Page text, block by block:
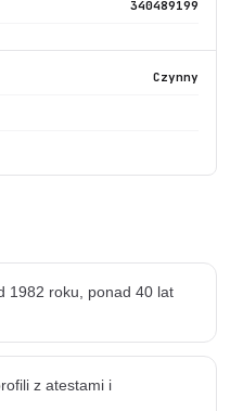
340489199
Czynny
1982 roku, ponad 40 lat
z atestami i